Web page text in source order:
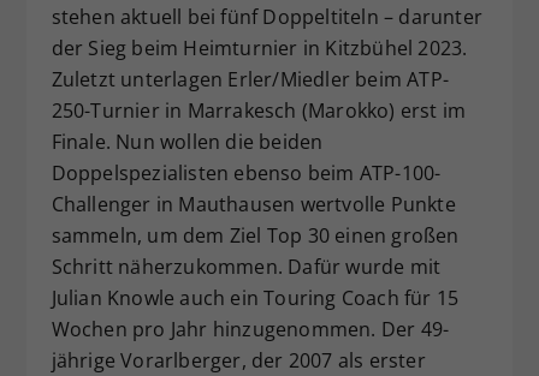
stehen aktuell bei fünf Doppeltiteln – darunter
der Sieg beim Heimturnier in Kitzbühel 2023.
Zuletzt unterlagen Erler/Miedler beim ATP-
250-Turnier in Marrakesch (Marokko) erst im
Finale. Nun wollen die beiden
Doppelspezialisten ebenso beim ATP-100-
Challenger in Mauthausen wertvolle Punkte
sammeln, um dem Ziel Top 30 einen großen
Schritt näherzukommen. Dafür wurde mit
Julian Knowle auch ein Touring Coach für 15
Wochen pro Jahr hinzugenommen. Der 49-
jährige Vorarlberger, der 2007 als erster